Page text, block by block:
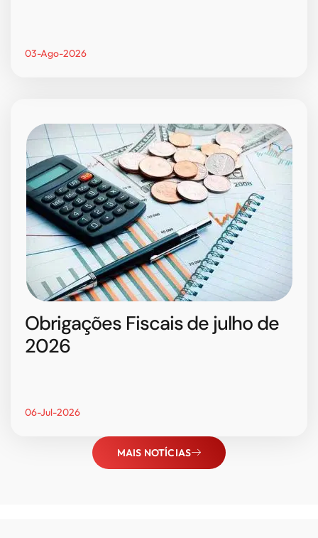
03-Ago-2026
Obrigações Fiscais de julho de
2026
06-Jul-2026
MAIS NOTÍCIAS